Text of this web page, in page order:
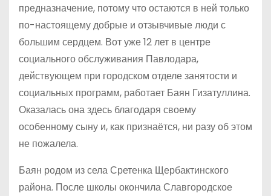
предназначение, потому что остаются в ней только
по-настоящему добрые и отзывчивые люди с
большим сердцем. Вот уже 12 лет в центре
социального обслуживания Павлодара,
действующем при городском отделе занятости и
социальных программ, работает Баян Гизатуллина.
Оказалась она здесь благодаря своему
особенному сыну и, как признаётся, ни разу об этом
не пожалела.
Баян родом из села Сретенка Щербактинского
района. После школы окончила Славгородское